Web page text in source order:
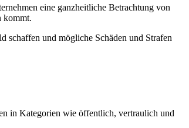
eine ganzheitliche Betrachtung von
kommt.
schaffen und mögliche Schäden und Strafen
in Kategorien wie öffentlich, vertraulich und